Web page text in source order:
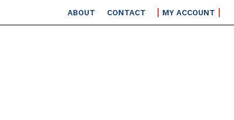
ABOUT CONTACT MY ACCOUNT